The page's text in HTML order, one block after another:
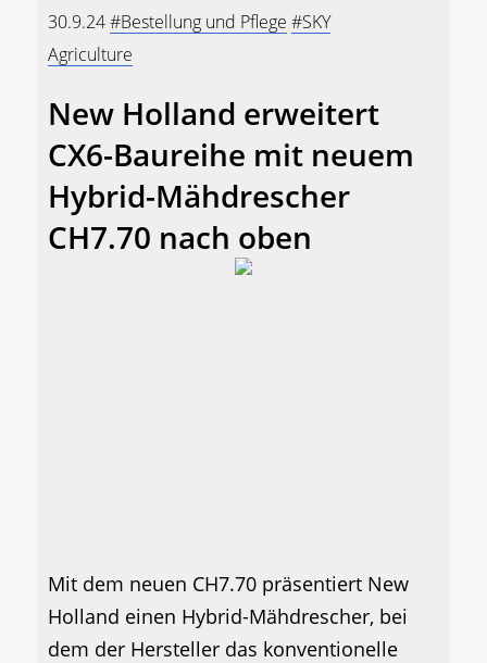
30.9.24#Bestellung und Pflege #SKY
Agriculture
New Holland erweitert
CX6-Baureihe mit neuem
Hybrid-Mähdrescher
CH7.70 nach oben
Mit dem neuen CH7.70 präsentiert New
Holland einen Hybrid-Mähdrescher, bei
dem der Hersteller das konventionelle